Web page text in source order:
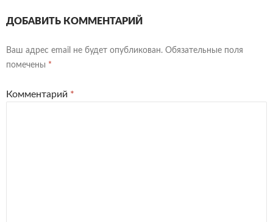
ДОБАВИТЬ КОММЕНТАРИЙ
Ваш адрес email не будет опубликован. Обязательные поля
помечены *
Комментарий *